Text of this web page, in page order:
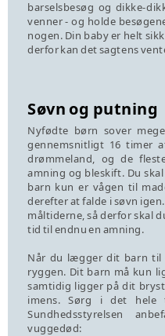
barselsbesøg og dikke-
venner - og holde
nogen. Din baby er helt
derfor kan det sagtens
Søvn og putning
Nyfødte børn sover
gennemsnitligt 16 timer
drømmeland, og de
amning og bleskift. Du
barn kun er vågen til
derefter at falde i søvn
måltiderne, så derfor skal
tid til endnu en amning.
Når du lægger dit barn til
ryggen. Dit barn må kun
samtidig ligger på dit
imens. Sørg i det
Sundhedsstyrelsen
vuggedød: